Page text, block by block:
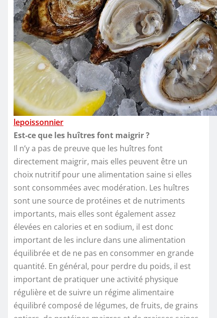
lepoissonnier
Est-ce que les huîtres font maigrir ?
Il n’y a pas de preuve que les huîtres font
directement maigrir, mais elles peuvent être un
choix nutritif pour une alimentation saine si elles
sont consommées avec modération. Les huîtres
sont une source de protéines et de nutriments
importants, mais elles sont également assez
élevées en calories et en sodium, il est donc
important de les inclure dans une alimentation
équilibrée et de ne pas en consommer en grande
quantité. En général, pour perdre du poids, il est
important de pratiquer une activité physique
régulière et de suivre un régime alimentaire
équilibré composé de légumes, de fruits, de grains